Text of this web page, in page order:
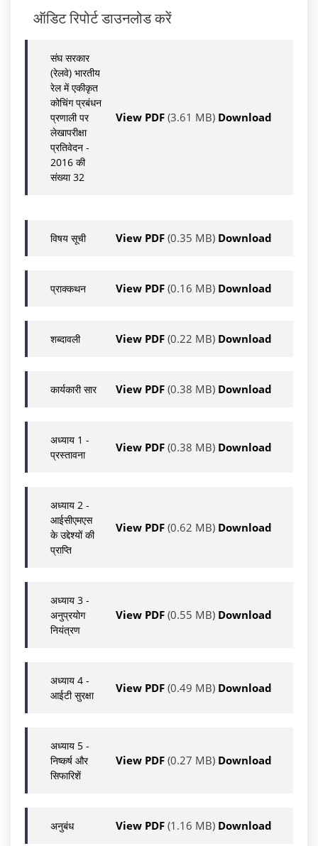
ऑडिट रिपोर्ट डाउनलोड करें
संघ सरकार
(रेलवे) भारतीय
रेल में एकीकृत
कोचिंग प्रबंधन
प्रणाली पर
लेखापरीक्षा
प्रतिवेदन -
2016 की
संख्या 32
View PDF (3.61 MB) Download
विषय सूची View PDF (0.35 MB) Download
प्राक्कथन View PDF (0.16 MB) Download
शब्दावली View PDF (0.22 MB) Download
कार्यकारी सार View PDF (0.38 MB) Download
अध्याय 1 -
प्रस्‍तावना
View PDF (0.38 MB) Download
अध्याय 2 -
आईसीएमएस
के उद्देश्‍यों की
प्राप्ति
View PDF (0.62 MB) Download
अध्याय 3 -
अनुप्रयोग
नियंत्रण
View PDF (0.55 MB) Download
अध्याय 4 -
आईटी सुरक्षा
View PDF (0.49 MB) Download
अध्याय 5 -
निष्कर्ष और
सिफारिशें
View PDF (0.27 MB) Download
अनुबंध View PDF (1.16 MB) Download